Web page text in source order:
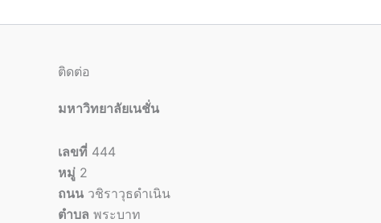
ติดต่อ
มหาวิทยาลัยเนชั่น
เลขที่ 444
หมู่ 2
ถนน วชิราวุธดำเนิน
ตำบล พระบาท